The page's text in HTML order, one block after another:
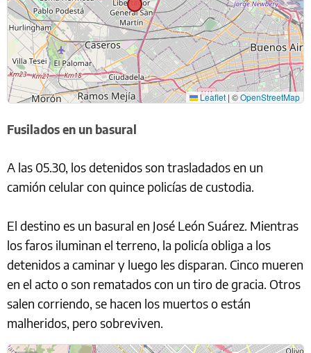
Leaflet | ©OpenStreetMap
Fusilados en un basural
A las 05.30, los detenidos son trasladados en un
camión celular con quince policías de custodia.
El destino es un basural en José León Suárez. Mientras
los faros iluminan el terreno, la policía obliga a los
detenidos a caminar y luego les disparan. Cinco mueren
en el acto o son rematados con un tiro de gracia. Otros
salen corriendo, se hacen los muertos o están
malheridos, pero sobreviven.